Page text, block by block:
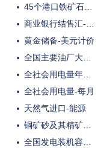
45个港口铁矿石库存
商业银行结售汇-银行代客
黄金储备-美元计价
全国主要油厂大豆库存
全社会用电量年率-每月
全社会用电量-每月
天然气进口-能源
铜矿砂及其精矿进口-金属原料
全国发电装机容量-年初至今